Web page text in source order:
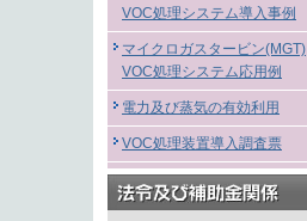
VOC処理システム導入事例
マイクロガスタービン(MGT)
VOC処理システム応用例
電力及び蒸気の有効利用
VOC処理装置導入調査票